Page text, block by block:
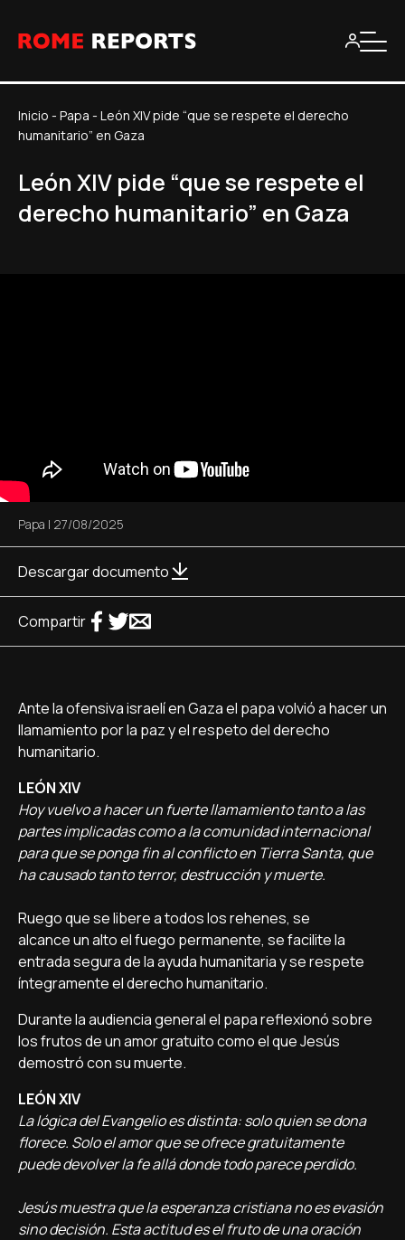
Inicio - Papa - León XIV pide “que se respete el derecho
humanitario” en Gaza
León XIV pide “que se respete el
derecho humanitario” en Gaza
Papa | 27/08/2025
Descargar documento
Compartir
Ante la ofensiva israelí en Gaza el papa volvió a hacer un
llamamiento por la paz y el respeto del derecho
humanitario.
LEÓN XIV
Hoy vuelvo a hacer un fuerte llamamiento tanto a las
partes implicadas como a la comunidad internacional
para que se ponga fin al conflicto en Tierra Santa, que
ha causado tanto terror, destrucción y muerte.
Ruego que se libere a todos los rehenes, se
alcance un alto el fuego permanente, se facilite la
entrada segura de la ayuda humanitaria y se respete
íntegramente el derecho humanitario.
Durante la audiencia general el papa reflexionó sobre
los frutos de un amor gratuito como el que Jesús
demostró con su muerte.
LEÓN XIV
La lógica del Evangelio es distinta: solo quien se dona
florece. Solo el amor que se ofrece gratuitamente
puede devolver la fe allá donde todo parece perdido.
Jesús muestra que la esperanza cristiana no es evasión
sino decisión. Esta actitud es el fruto de una oración